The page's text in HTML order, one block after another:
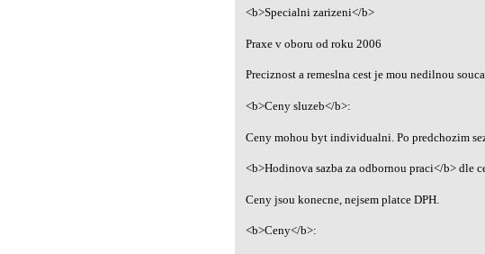
<b>Specialni zarizeni</b>
Praxe v oboru od roku 2006
Preciznost a remeslna cest je mou nedilnou
<b>Ceny sluzeb</b>:
Ceny mohou byt individualni. Po predchozim
<b>Hodinova sazba za odbornou praci</b> dle
Ceny jsou konecne, nejsem platce DPH.
<b>Ceny</b>: